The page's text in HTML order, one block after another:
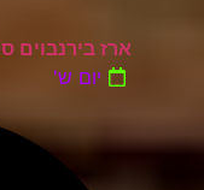
ארז בירנבוים סטנדאפ
יום ש'